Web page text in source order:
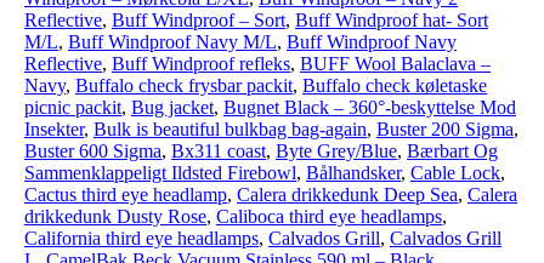
Reflective, Buff Windproof – Sort, Buff Windproof hat- Sort
M/L, Buff Windproof Navy M/L, Buff Windproof Navy
Reflective, Buff Windproof refleks, BUFF Wool Balaclava –
Navy, Buffalo check frysbar packit, Buffalo check køletaske
picnic packit, Bug jacket, Bugnet Black – 360°-beskyttelse Mod
Insekter, Bulk is beautiful bulkbag bag-again, Buster 200 Sigma,
Buster 600 Sigma, Bx311 coast, Byte Grey/Blue, Bærbart Og
Sammenklappeligt Ildsted Firebowl, Bålhandsker, Cable Lock,
Cactus third eye headlamp, Calera drikkedunk Deep Sea, Calera
drikkedunk Dusty Rose, Caliboca third eye headlamps,
California third eye headlamps, Calvados Grill, Calvados Grill